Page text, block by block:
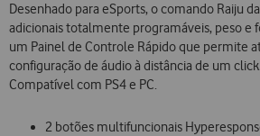
Desenhado para eSports, o comando Raiju
adicionais totalmente programáveis, peso e
um Painel de Controle Rápido que permite
configuração de áudio à distância de um click.
Compatível com PS4 e PC.
2 botões multifuncionais